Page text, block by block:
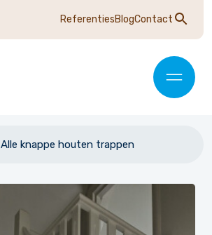
ReferentiesBlogContact
Alle knappe houten trappen